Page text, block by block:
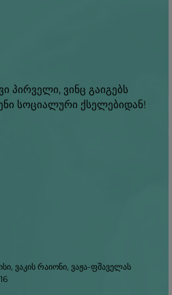
პირველი, ვინც გაიგებს
სოციალური ქსელებიდან!
ვაკის რაიონი, ვაჟა-ფშაველას